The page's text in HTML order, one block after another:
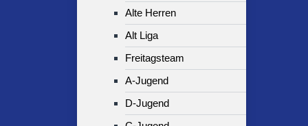
Alte Herren
Alt Liga
Freitagsteam
A-Jugend
D-Jugend